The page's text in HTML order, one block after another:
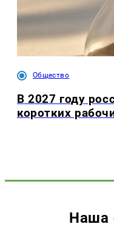
Общество
В 2027 году
коротких
Наша